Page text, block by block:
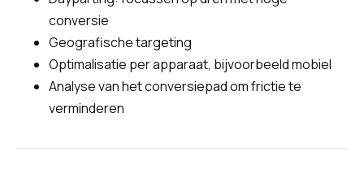
conversie
Geografische targeting
Optimalisatie per apparaat, bijvoorbeeld mobiel
Analyse van het conversiepad om frictie te
verminderen